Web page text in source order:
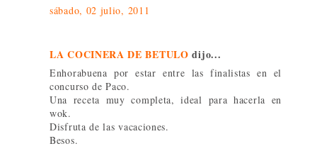
sábado, 02 julio, 2011
LA COCINERA DE BETULO dijo...
Enhorabuena por estar entre las finalistas en el
concurso de Paco.
Una receta muy completa, ideal para hacerla en
wok.
Disfruta de las vacaciones.
Besos.